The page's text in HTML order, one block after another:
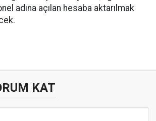
adına açılan hesaba aktarılmak
KAT